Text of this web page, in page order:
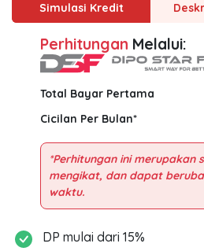
Simulasi Kredit
Perhitungan Melalui:
Total Bayar Pertama
Cicilan Per Bulan*
*Perhitungan ini merupakan
mengikat, dan dapat
DP mulai dari 15%